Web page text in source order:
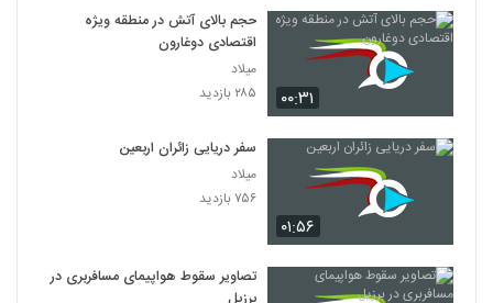
۰۰:۳۱
حجم بالای آتش در منطقه ویژه
اقتصادی دوغارون
میلاد
۲۸۵ بازدید
۰۱:۵۶
سفر دریایی زائران اربعین
میلاد
۷۵۶ بازدید
تصاویر سقوط هواپیمای مسافربری در